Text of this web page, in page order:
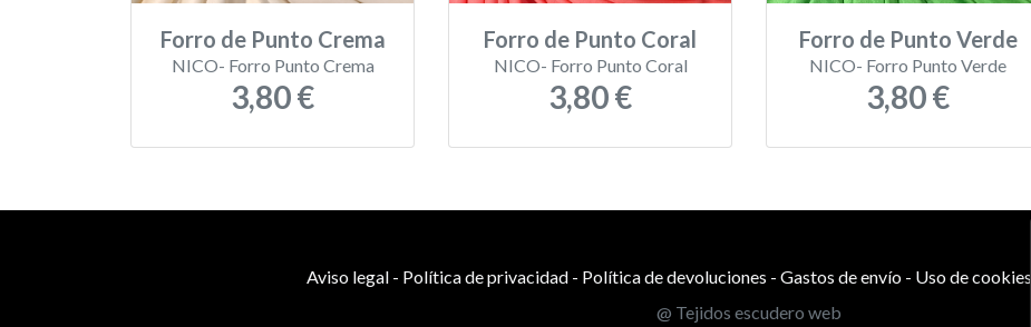
Forro de Punto Crema
NICO- Forro Punto Crema
3,80 €
Forro de Punto Coral
NICO- Forro Punto Coral
3,80 €
Forro de Punto Verde
NICO- Forro Punto Verde
3,80 €
Aviso legal - Política de privacidad - Política de devoluciones - Gastos de envío - Uso de cookies
@ Tejidos escudero web